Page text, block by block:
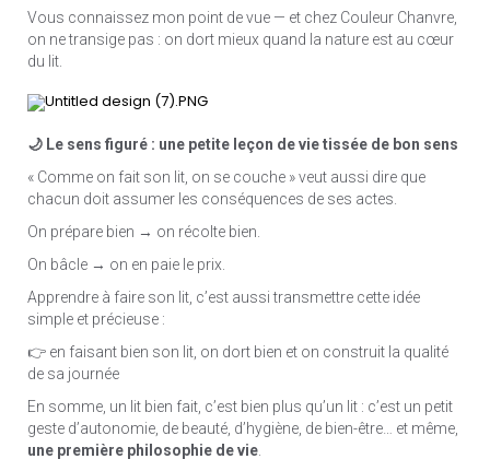
Vous connaissez mon point de vue — et chez Couleur Chanvre,
on ne transige pas : on dort mieux quand la nature est au cœur
du lit.
🌙 Le sens figuré : une petite leçon de vie tissée de bon sens
« Comme on fait son lit, on se couche » veut aussi dire que
chacun doit assumer les conséquences de ses actes.
On prépare bien → on récolte bien.
On bâcle → on en paie le prix.
Apprendre à faire son lit, c’est aussi transmettre cette idée
simple et précieuse :
👉 en faisant bien son lit, on dort bien et on construit la qualité
de sa journée
En somme, un lit bien fait, c’est bien plus qu’un lit : c’est un petit
geste d’autonomie, de beauté, d’hygiène, de bien-être… et même,
une première philosophie de vie